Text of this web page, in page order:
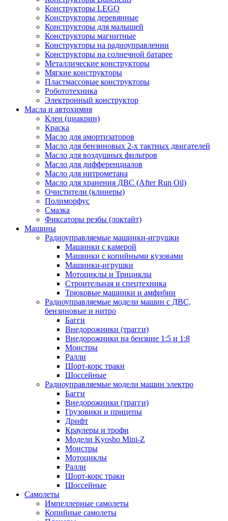
Конструкторы LEGO
Конструкторы деревянные
Конструкторы для малышей
Конструкторы магнитные
Конструкторы на радиоуправлении
Конструкторы на солнечной батарее
Металлические конструкторы
Мягкие конструкторы
Пластмассовые конструкторы
Робототехника
Электронный конструктор
Масла и автохимия
Клеи (циакрин)
Краска
Масло для амортизаторов
Масло для бензиновых 2-х тактных двигателей
Масло для воздушных фильтров
Масло для дифференциалов
Масло для нитрометана
Масло для хранения ДВС (After Run Oil)
Очистители (клинеры)
Полиморфус
Смазка
Фиксаторы резбы (локтайт)
Машины
Радиоуправляемые машинки-игрушки
Машинки с камерой
Машинки с копийными кузовами
Машинки-игрушки
Мотоциклы и Трициклы
Строительная и спецтехника
Трюковые машинки и амфибии
Радиоуправляемые модели машин с ДВС,
бензиновые и нитро
Багги
Внедорожники (трагги)
Внедорожники на бензине 1:5 и 1:8
Монстры
Ралли
Шорт-корс траки
Шоссейные
Радиоуправляемые модели машин электро
Багги
Внедорожники (трагги)
Грузовики и прицепы
Дрифт
Краулеры и трофи
Модели Kyosho Mini-Z
Монстры
Мотоциклы
Ралли
Шорт-корс траки
Шоссейные
Самолеты
Импеллерные самолеты
Копийные самолеты